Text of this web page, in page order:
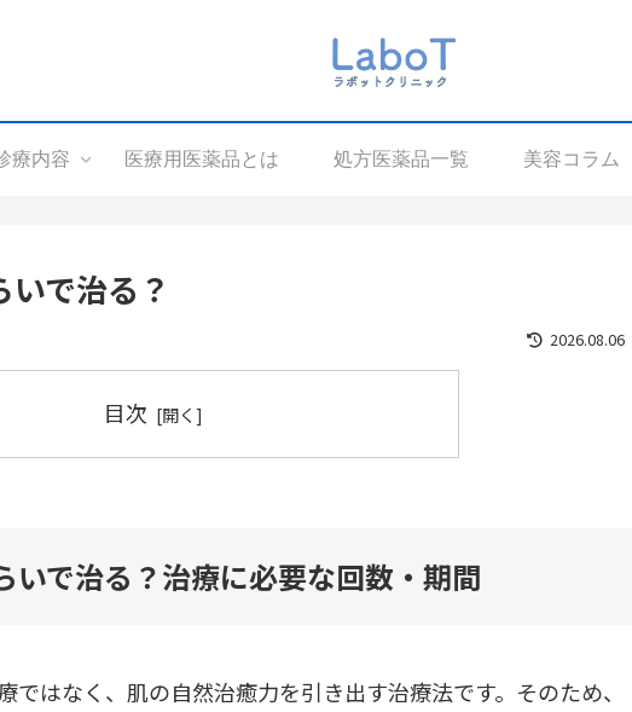
療内容 医療用医薬品とは 処方医薬品一覧 美容コラム
で治る？
2026.08.06
目次
いで治る？治療に必要な回数・期間
はなく、肌の自然治癒力を引き出す治療法です。そのため、